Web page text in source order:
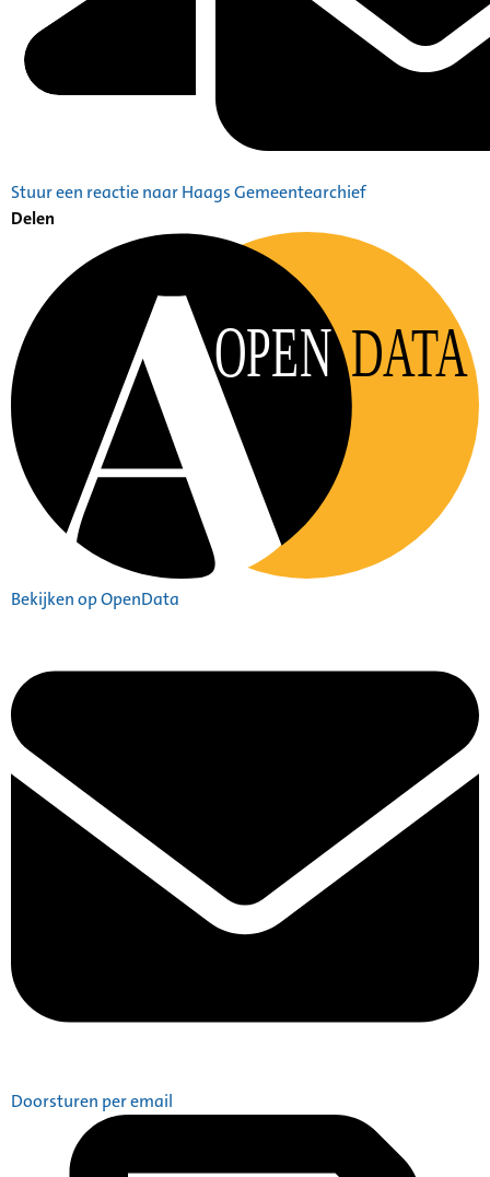
Stuur een reactie naar Haags Gemeentearchief
Delen
OPEN DATA
Bekijken op OpenData
Doorsturen per email